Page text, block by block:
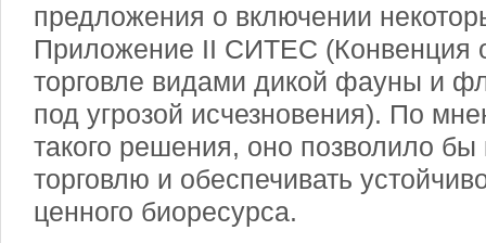
предложения о включении
Приложение II СИТЕС (Конвенция
торговле видами дикой фауны и
под угрозой исчезновения). По
такого решения, оно позволило бы
торговлю и обеспечивать
ценного биоресурса.